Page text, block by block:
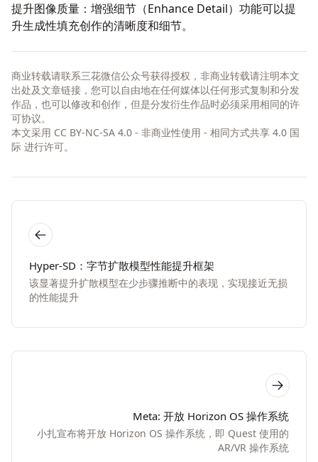
提升图像质量：增强细节（Enhance Detail）功能可以提
升生成性填充创作的清晰度和细节。
商业转载请联系三花微信公众号获得授权，非商业转载请注明本文
出处及文章链接，您可以自由地在任何媒体以任何形式复制和分发
作品，也可以修改和创作，但是分发衍生作品时必须采用相同的许
可协议。
本文采用 CC BY-NC-SA 4.0 - 非商业性使用 - 相同方式共享 4.0 国
际 进行许可。
Hyper-SD：字节扩散模型性能提升框架
该显著提升扩散模型在少步骤推断中的表现，实现接近无损
的性能提升
Meta: 开放 Horizon OS 操作系统
小扎宣布将开放 Horizon OS 操作系统，即 Quest 使用的
AR/VR 操作系统